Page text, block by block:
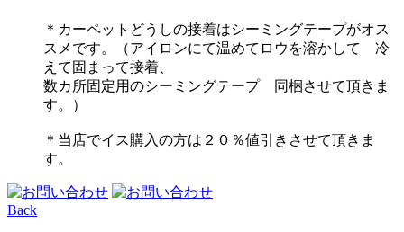
＊カーペットどうしの接着はシーミングテープがオス
スメです。（アイロンにて温めてロウを溶かして 冷
えて固まって接着、
数カ所固定用のシーミングテープ 同梱させて頂きま
す。）
＊当店でイス購入の方は２０％値引きさせて頂きま
す。
Back